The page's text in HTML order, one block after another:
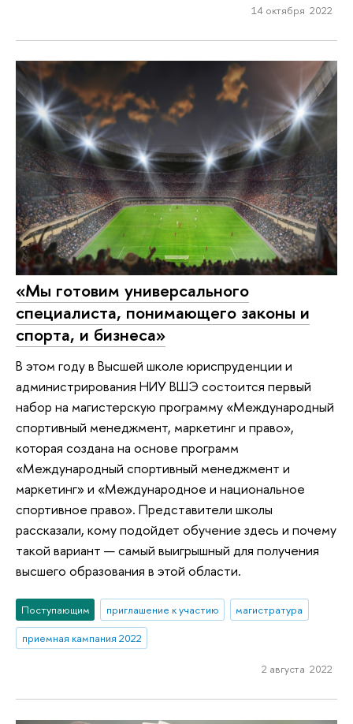
14 октября 2022
«Мы готовим универсального
специалиста, понимающего законы и
спорта, и бизнеса»
В этом году в Высшей школе юриспруденции и
администрирования НИУ ВШЭ состоится первый
набор на магистерскую программу «Международный
спортивный менеджмент, маркетинг и право»,
которая создана на основе программ
«Международный спортивный менеджмент и
маркетинг» и «Международное и национальное
спортивное право». Представители школы
рассказали, кому подойдет обучение здесь и почему
такой вариант — самый выигрышный для получения
высшего образования в этой области.
Поступающим приглашение к участию
магистратура
приемная кампания 2022
2 августа 2022